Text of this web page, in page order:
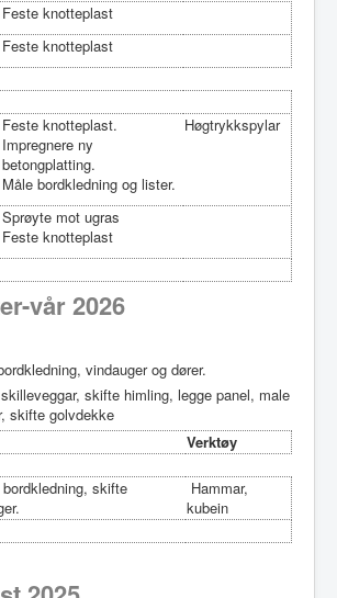
Feste knotteplast
Feste knotteplast
Feste knotteplast.
Impregnere ny
betongplatting.
Måle bordkledning og lister.
Høgtrykkspylar
Sprøyte mot ugras
Feste knotteplast
vår 2026
vindauger og dører.
skifte himling, legge panel, male
skifte golvdekke
Verktøy
bordkledning, skifte
Hammar,
kubein